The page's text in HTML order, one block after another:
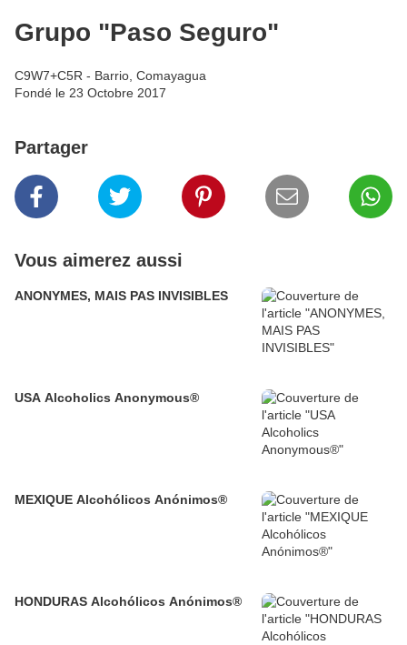
Grupo "Paso Seguro"
C9W7+C5R - Barrio, Comayagua
Fondé le 23 Octobre 2017
Partager
Vous aimerez aussi
ANONYMES, MAIS PAS INVISIBLES
USA Alcoholics Anonymous®
MEXIQUE Alcohólicos Anónimos®
HONDURAS Alcohólicos Anónimos®